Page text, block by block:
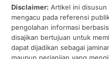
Disclaimer:Artikel ini disusun
mengacu pada referensi
pengolahan informasi
disajikan bertujuan untuk
dapat dijadikan sebagai